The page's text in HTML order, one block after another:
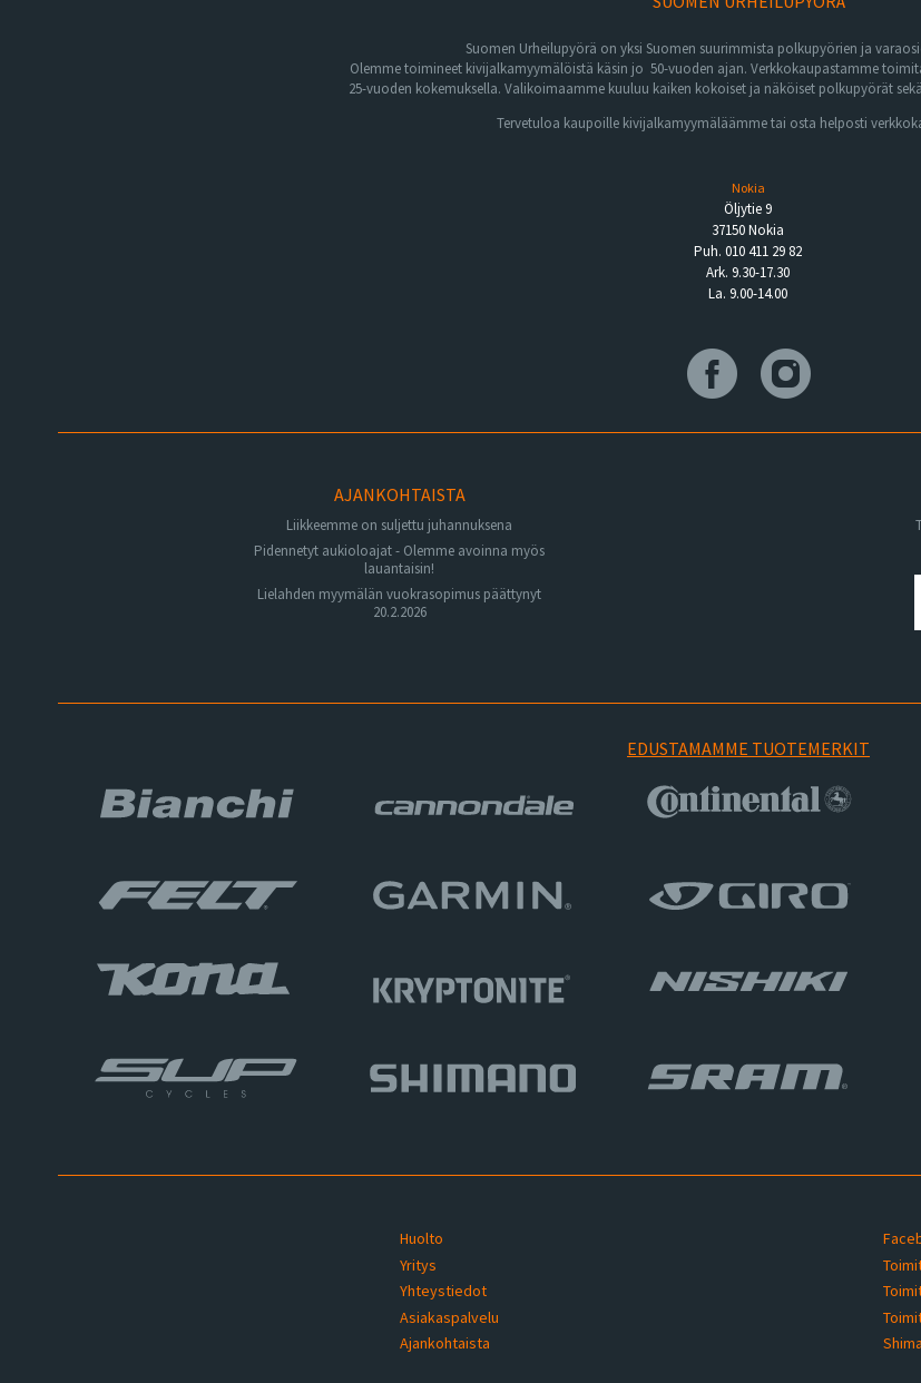
Suomen Urheilupyörä on yksi Suomen suurimmista polkupyörien ja
Olemme toimineet kivijalkamyymälöistä käsin jo 50-vuoden ajan. Verkkokaupastamme
25-vuoden kokemuksella. Valikoimaamme kuuluu kaiken kokoiset ja näköiset polkupyörät
Tervetuloa kaupoille kivijalkamyymäläämme tai osta helposti
Nokia
Öljytie 9
37150 Nokia
Puh. 010 411 29 82
Ark. 9.30-17.30
La. 9.00-14.00
AJANKOHTAISTA
Liikkeemme on suljettu juhannuksena
Pidennetyt aukioloajat - Olemme avoinna myös
lauantaisin!
Lielahden myymälän vuokrasopimus päättynyt
20.2.2026
EDUSTAMAMME TUOTEMERKIT
Huolto
Yritys
Yhteystiedot
Asiakaspalvelu
Ajankohtaista